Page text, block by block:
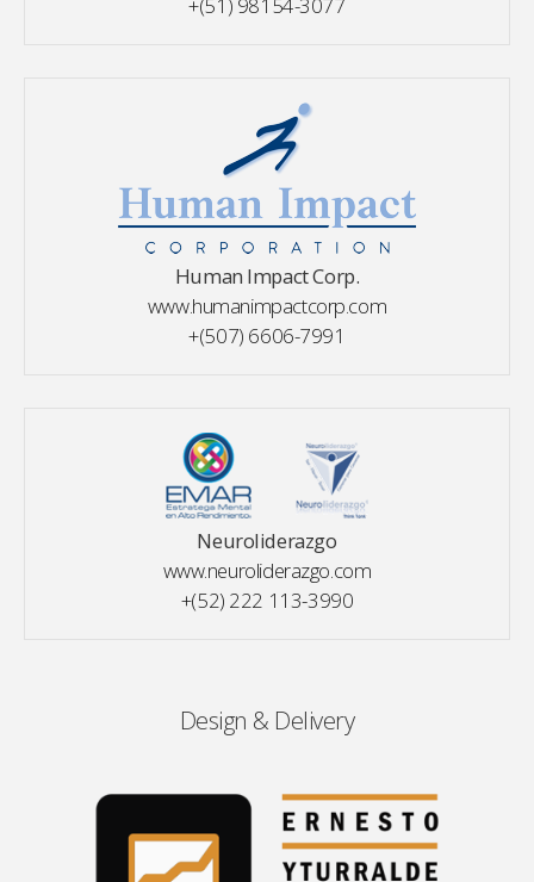
+(51) 98154-3077
Human Impact Corp.
www.humanimpactcorp.com
+(507) 6606-7991
Neuroliderazgo
www.neuroliderazgo.com
+(52) 222 113-3990
Design & Delivery